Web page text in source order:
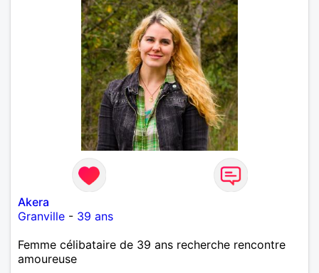
Akera
Granville - 39 ans
Femme célibataire de 39 ans recherche rencontre
amoureuse